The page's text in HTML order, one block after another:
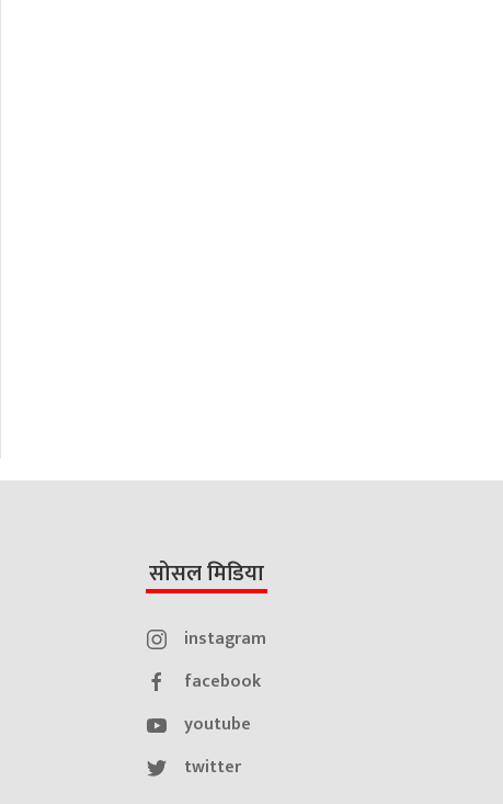
सोसल मिडिया
instagram
facebook
youtube
twitter